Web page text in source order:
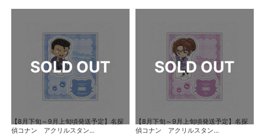
【8月下旬～9月上旬頃発送予定】名探
偵コナン アクリルスタン...
【8月下旬～9月上旬頃発送予定】名探
偵コナン アクリルスタン...